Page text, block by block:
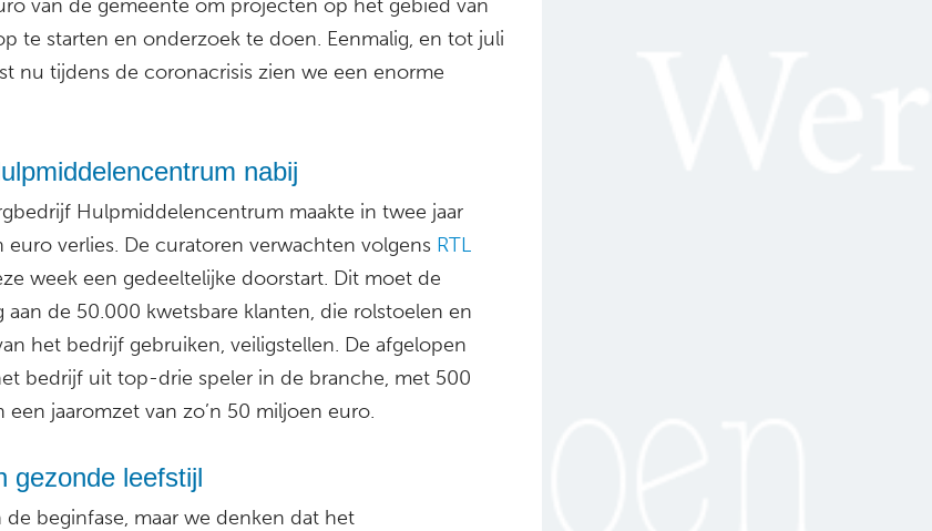
van de gemeente om projecten op het gebied van
te starten en onderzoek te doen. Eenmalig, en tot juli
nu tijdens de coronacrisis zien we een enorme
nabij
Hulpmiddelencentrum maakte in twee jaar
euro verlies. De curatoren verwachten volgens RTL
week een gedeeltelijke doorstart. Dit moet de
aan de 50.000 kwetsbare klanten, die rolstoelen en
het bedrijf gebruiken, veiligstellen. De afgelopen
bedrijf uit top-drie speler in de branche, met 500
een jaaromzet van zo’n 50 miljoen euro.
gezonde leefstijl
de beginfase, maar we denken dat het